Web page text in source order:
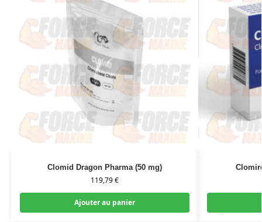
Clomid Dragon Pharma (50 mg)
119,79€
Ajouter au panier